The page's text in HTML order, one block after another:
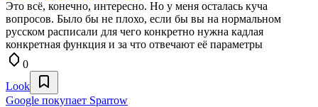
Это всё, конечно, интересно. Но у меня осталась куча
вопросов. Было бы не плохо, если бы вы на нормальном
русском расписали для чего конкретно нужна кадлая
конкретная функция и за что отвечают её параметры
0
Look
Google покупает Sparrow